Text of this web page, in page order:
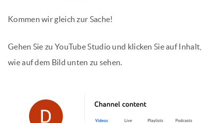
Kommen wir gleich zur Sache!
Gehen Sie zu YouTube Studio und klicken Sie auf Inhalt,
wie auf dem Bild unten zu sehen.